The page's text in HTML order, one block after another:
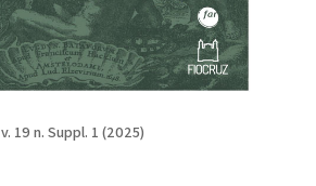
v. 19 n. Suppl. 1 (2025)